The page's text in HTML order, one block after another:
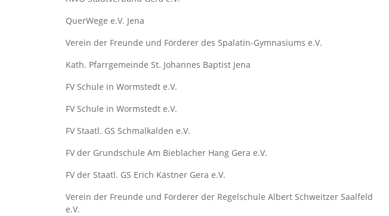
QuerWege e.V. Jena
Verein der Freunde und Förderer des Spalatin-Gymnasiums e.V.
Kath. Pfarrgemeinde St. Johannes Baptist Jena
FV Schule in Wormstedt e.V.
FV Schule in Wormstedt e.V.
FV Staatl. GS Schmalkalden e.V.
FV der Grundschule Am Bieblacher Hang Gera e.V.
FV der Staatl. GS Erich Kästner Gera e.V.
Verein der Freunde und Förderer der Regelschule Albert Schweitzer Saalfeld
e.V.